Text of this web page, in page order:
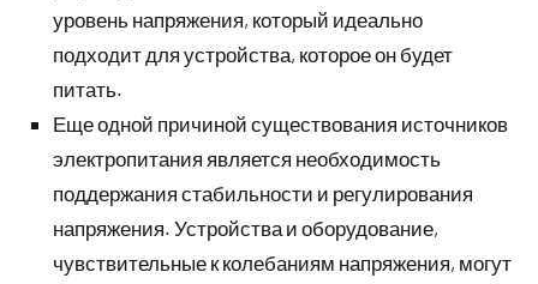
уровень напряжения, который идеально
подходит для устройства, которое он будет
питать.
Еще одной причиной существования источников
электропитания является необходимость
поддержания стабильности и регулирования
напряжения. Устройства и оборудование,
чувствительные к колебаниям напряжения, могут